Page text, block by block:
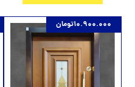
10.900.000تومان